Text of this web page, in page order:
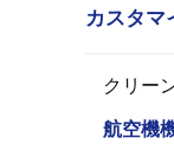
カスタマ
クリー
航空機